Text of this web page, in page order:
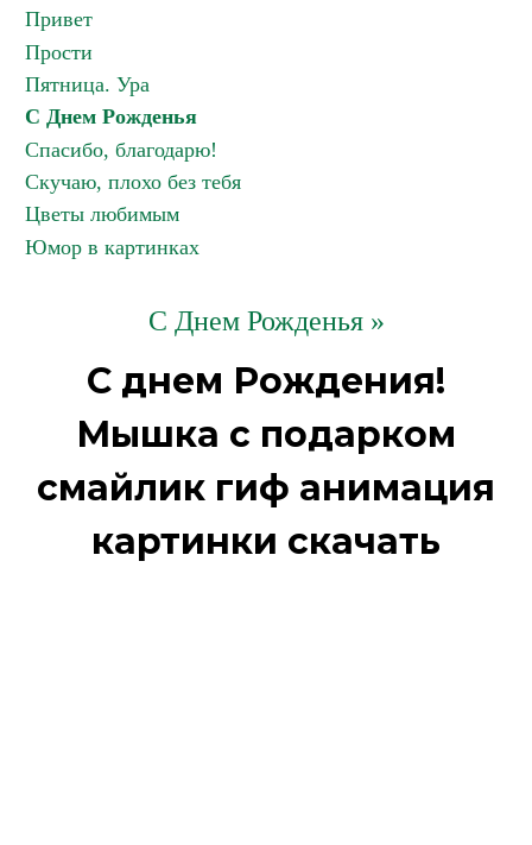
Привет
Прости
Пятница. Ура
С Днем Рожденья
Спасибо, благодарю!
Скучаю, плохо без тебя
Цветы любимым
Юмор в картинках
С Днем Рожденья »
С днем Рождения!
Мышка с подарком
смайлик гиф анимация
картинки скачать